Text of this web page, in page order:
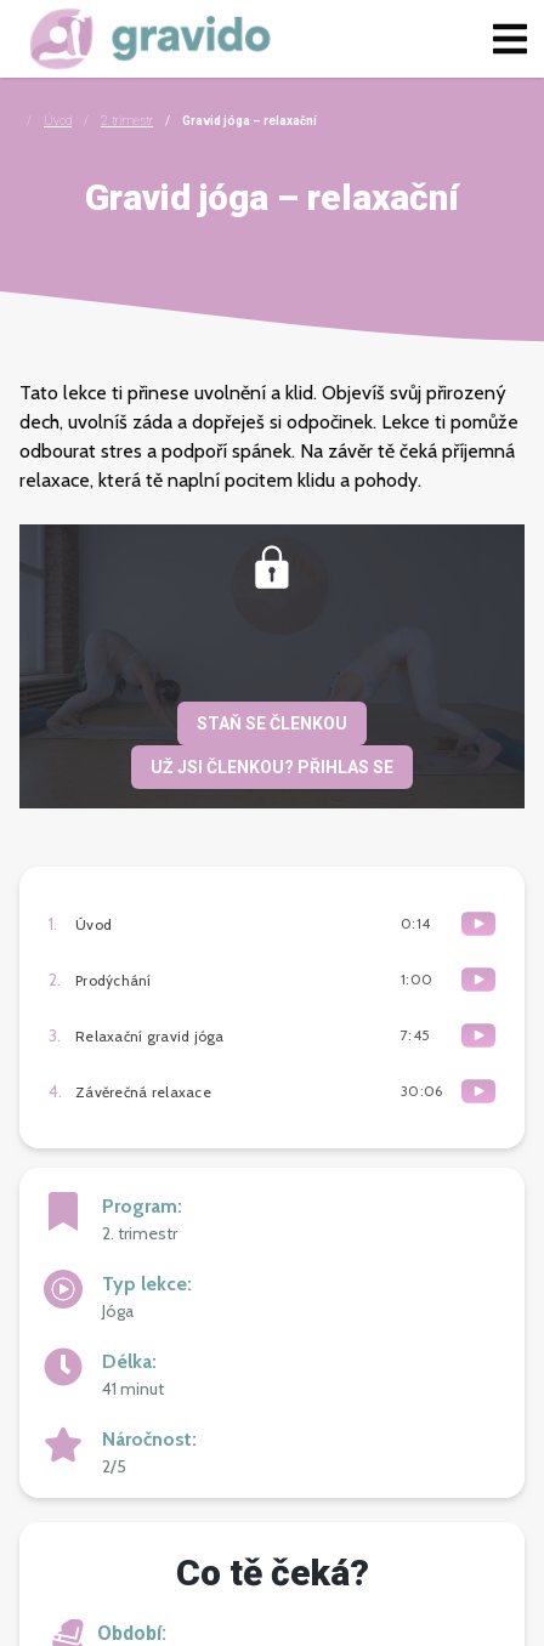
Úvod 2. trimestr Gravid jóga – relaxační
Gravid jóga – relaxační
Tato lekce ti přinese uvolnění a klid. Objevíš svůj přirozený
dech, uvolníš záda a dopřeješ si odpočinek. Lekce ti pomůže
odbourat stres a podpoří spánek. Na závěr tě čeká příjemná
relaxace, která tě naplní pocitem klidu a pohody.
STAŇ SE ČLENKOU
UŽ JSI ČLENKOU? PŘIHLAS SE
1. Úvod 0:14
2. Prodýchání 1:00
3. Relaxační gravid jóga 7:45
4. Závěrečná relaxace 30:06
Program:
2. trimestr
Typ lekce:
Jóga
Délka:
41 minut
Náročnost:
2/5
Co tě čeká?
Období: